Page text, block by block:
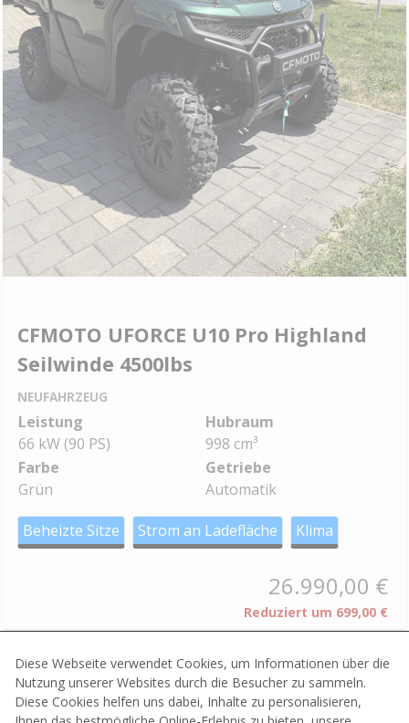
CFMOTO UFORCE U10 Pro Highland
Seilwinde 4500lbs
NEUFAHRZEUG
Leistung
66 kW (90 PS)
Hubraum
998 cm³
Farbe
Grün
Getriebe
Automatik
Beheizte Sitze Strom an Ladefläche Klima
26.990,00 €
Reduziert um 699,00 €
Parken Vergleichen
Diese Webseite verwendet Cookies, um Informationen über die
Nutzung unserer Websites durch die Besucher zu sammeln.
Diese Cookies helfen uns dabei, Inhalte zu personalisieren,